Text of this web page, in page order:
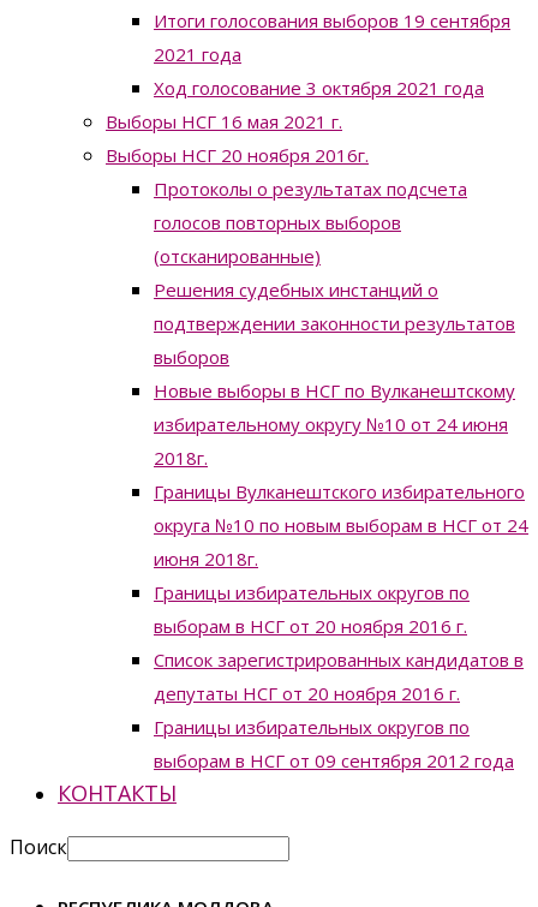
Итоги голосования выборов 19 сентября
2021 года
Ход голосование 3 октября 2021 года
Выборы НСГ 16 мая 2021 г.
Выборы НСГ 20 ноября 2016г.
Протоколы о результатах подсчета
голосов повторных выборов
(отсканированные)
Решения судебных инстанций о
подтверждении законности результатов
выборов
Новые выборы в НСГ по Вулканештскому
избирательному округу №10 от 24 июня
2018г.
Границы Вулканештского избирательного
округа №10 по новым выборам в НСГ от 24
июня 2018г.
Границы избирательных округов по
выборам в НСГ от 20 ноября 2016 г.
Список зарегистрированных кандидатов в
депутаты НСГ от 20 ноября 2016 г.
Границы избирательных округов по
выборам в НСГ от 09 сентября 2012 года
КОНТАКТЫ
Поиск